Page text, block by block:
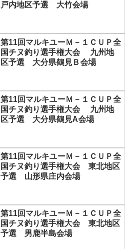
戸内地区予選 大竹会場
第11回マルキユーＭ－１ＣＵＰ全
国チヌ釣り選手権大会 九州地
区予選 大分県鶴見Ｂ会場
第11回マルキユーＭ－１ＣＵＰ全
国チヌ釣り選手権大会 九州地
区予選 大分県鶴見A会場
第11回マルキユーＭ－１ＣＵＰ全
国チヌ釣り選手権大会 東北地区
予選 山形県庄内会場
第11回マルキユーＭ－１ＣＵＰ全
国チヌ釣り選手権大会 東北地区
予選 男鹿半島会場